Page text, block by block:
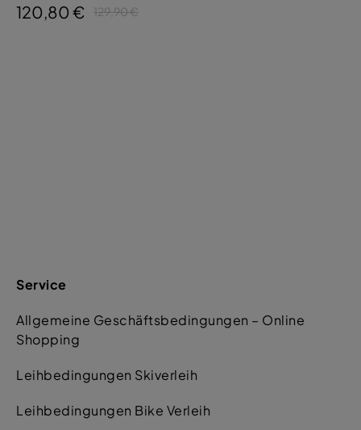
120,80 €
129,90 €
Service
Allgemeine Geschäftsbedingungen – Online
Shopping
Leihbedingungen Skiverleih
Leihbedingungen Bike Verleih